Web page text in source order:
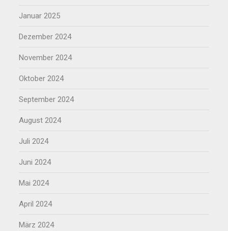
Januar 2025
Dezember 2024
November 2024
Oktober 2024
September 2024
August 2024
Juli 2024
Juni 2024
Mai 2024
April 2024
März 2024